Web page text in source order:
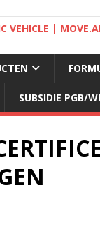
VEHICLE |
SUBSIDIE PGB/